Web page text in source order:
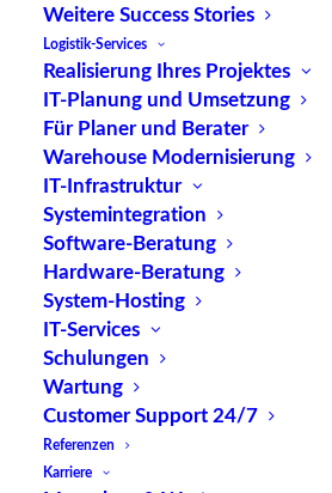
Weitere Success Stories
Logistik-Services
Realisierung Ihres Projektes
IT-Planung und Umsetzung
Für Planer und Berater
Warehouse Modernisierung
IT-Infrastruktur
Systemintegration
Software-Beratung
Hardware-Beratung
System-Hosting
IT-Services
Schulungen
Wartung
Customer Support 24/7
Referenzen
Karriere
DasInternet der Dinge
Things, abgekürzt IoT) beschreibt
von physischen Objekten
Home, Connected Cars, Industrie
virtuellen Welt (Software/
physischen Objekte sind mit
Technologien ausgestattet, um
Datentransfer als auch
Maschinen und Maschinen sowie
Maschinen zu ermöglichen (siehe
Artikelhervorgehobenen
Maschine-System (
Interaktionen (MCI)).
Zu den grundlegenden